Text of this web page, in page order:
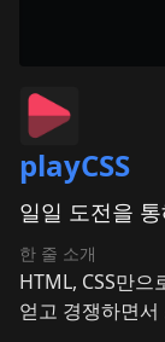
playCSS
일일 도전을
한 줄 소개
HTML, CSS만
얻고 경쟁하면